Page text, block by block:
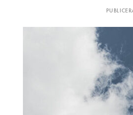
Annonsera
Läs E-tidningen